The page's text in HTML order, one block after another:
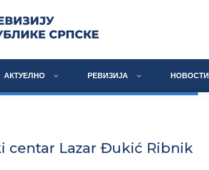
АКТУЕЛНО РЕВИЗИЈА НОВОСТИ
centar Lazar Đukić Ribnik